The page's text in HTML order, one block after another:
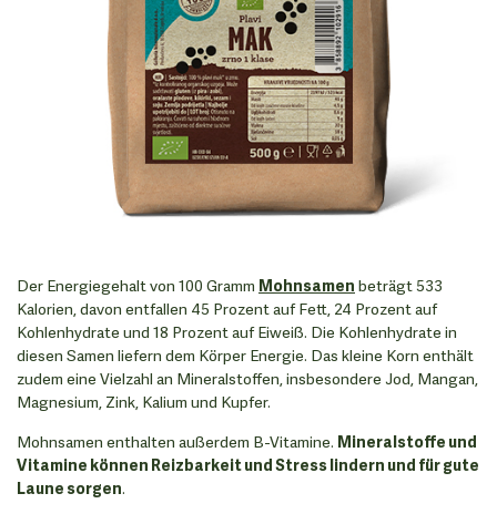
Der Energiegehalt von 100 Gramm Mohnsamen beträgt 533
Kalorien, davon entfallen 45 Prozent auf Fett, 24 Prozent auf
Kohlenhydrate und 18 Prozent auf Eiweiß. Die Kohlenhydrate in
diesen Samen liefern dem Körper Energie. Das kleine Korn enthält
zudem eine Vielzahl an Mineralstoffen, insbesondere Jod, Mangan,
Magnesium, Zink, Kalium und Kupfer.
Mohnsamen enthalten außerdem B-Vitamine. Mineralstoffe und
Vitamine können Reizbarkeit und Stress lindern und für gute
Laune sorgen.